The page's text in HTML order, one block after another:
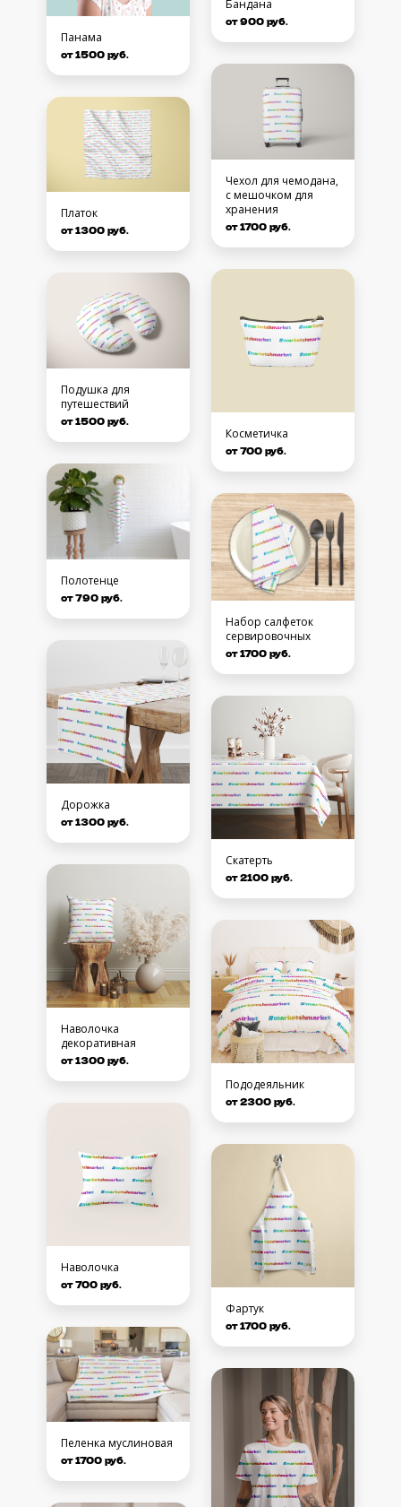
Панама
от 1500 руб.
Платок
от 1300 руб.
Подушка для
путешествий
от 1500 руб.
Полотенце
от 790 руб.
Дорожка
от 1300 руб.
Наволочка
декоративная
от 1300 руб.
Наволочка
от 700 руб.
Пеленка муслиновая
от 1700 руб.
Бандана
от 900 руб.
Чехол для чемодана,
с мешочком для
хранения
от 1700 руб.
Косметичка
от 700 руб.
Набор салфеток
сервировочных
от 1700 руб.
Скатерть
от 2100 руб.
Пододеяльник
от 2300 руб.
Фартук
от 1700 руб.